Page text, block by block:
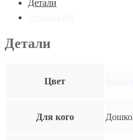
Детали
Детали
Цвет
Для кого